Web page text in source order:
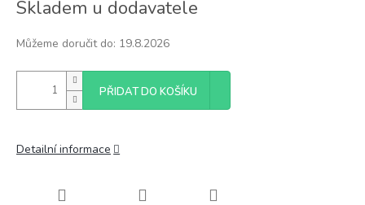
cena:
Skladem u dodavatele
Můžeme doručit do: 19.8.2026
PŘIDAT DO KOŠÍKU
Detailní informace